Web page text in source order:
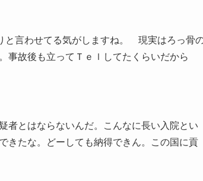
と言わせてる気がしますね。 現実はろっ骨
事故後も立ってＴｅｌしてたくらいだから
者とはならないんだ。こんなに長い入院とい
きたな。どーしても納得できん。この国に貢